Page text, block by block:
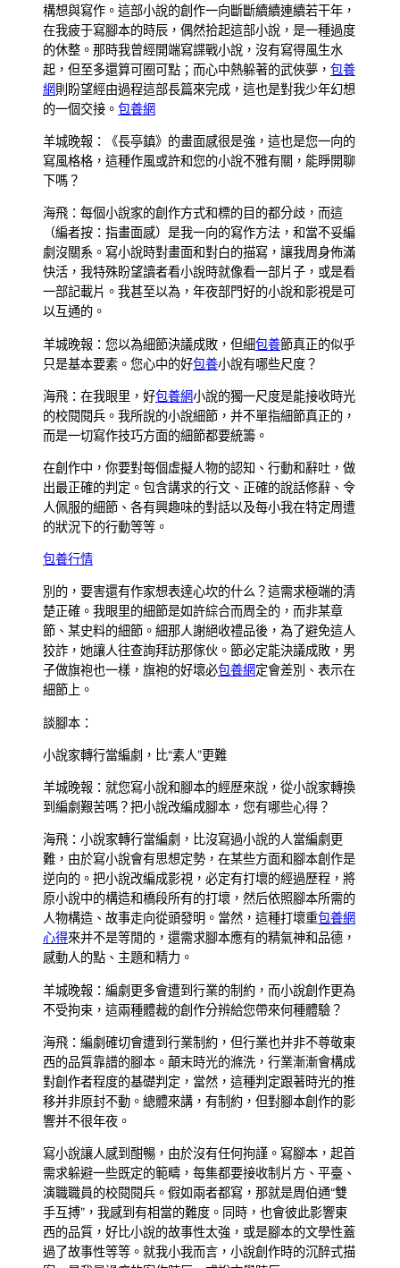
構想與寫作。這部小說的創作一向斷斷續續連續若干年，
在我疲于寫腳本的時辰，偶然拾起這部小說，是一種過度
的休整。那時我曾經開端寫諜戰小說，沒有寫得風生水
起，但至多還算可圈可點；而心中熱躲著的武俠夢， 包養
網則盼望經由過程這部長篇來完成，這也是對我少年幻想
的一個交接。 包養網
羊城晚報：《長亭鎮》的畫面感很是強，這也是您一向的
寫風格格，這種作風或許和您的小說不雅有關，能睜開聊
下嗎？
海飛：每個小說家的創作方式和標的目的都分歧，而這
（編者按：指畫面感）是我一向的寫作方法，和當不妥編
劇沒關系。寫小說時對畫面和對白的描寫，讓我周身佈滿
快活，我特殊盼望讀者看小說時就像看一部片子，或是看
一部記載片。我甚至以為，年夜部門好的小說和影視是可
以互通的。
羊城晚報：您以為細節決議成敗，但細包養節真正的似乎
只是基本要素。您心中的好包養小說有哪些尺度？
海飛：在我眼里，好包養網小說的獨一尺度是能接收時光
的校閱閱兵。我所說的小說細節，并不單指細節真正的，
而是一切寫作技巧方面的細節都要統籌。
在創作中，你要對每個虛擬人物的認知、行動和辭吐，做
出最正確的判定。包含講求的行文、正確的說話修辭、令
人佩服的細節、各有興趣味的對話以及每小我在特定周遭
的狀況下的行動等等。
包養行情
別的，要害還有作家想表達心坎的什么？這需求極端的清
楚正確。我眼里的細節是如許綜合而周全的，而非某章
節、某史料的細節。細那人謝絕收禮品後，為了避免這人
狡詐，她讓人往查詢拜訪那傢伙。節必定能決議成敗，男
子做旗袍也一樣，旗袍的好壞必包養網定會差別、表示在
細節上。
談腳本：
小說家轉行當編劇，比“素人”更難
羊城晚報：就您寫小說和腳本的經歷來說，從小說家轉換
到編劇艱苦嗎？把小說改編成腳本，您有哪些心得？
海飛：小說家轉行當編劇，比沒寫過小說的人當編劇更
難，由於寫小說會有思想定勢，在某些方面和腳本創作是
逆向的。把小說改編成影視，必定有打壞的經過歷程，將
原小說中的構造和橋段所有的打壞，然后依照腳本所需的
人物構造、故事走向從頭發明。當然，這種打壞重包養網
心得來并不是等閒的，還需求腳本應有的精氣神和品德，
感動人的點、主題和精力。
羊城晚報：編劇更多會遭到行業的制約，而小說創作更為
不受拘束，這兩種體裁的創作分辨給您帶來何種體驗？
海飛：編劇確切會遭到行業制約，但行業也并非不尊敬東
西的品質靠譜的腳本。顛末時光的滌洗，行業漸漸會構成
對創作者程度的基礎判定，當然，這種判定跟著時光的推
移并非原封不動。總體來講，有制約，但對腳本創作的影
響并不很年夜。
寫小說讓人感到酣暢，由於沒有任何拘謹。寫腳本，起首
需求躲避一些既定的範疇，每集都要接收制片方、平臺、
演職職員的校閱閱兵。假如兩者都寫，那就是周伯通“雙
手互搏”，我感到有相當的難度。同時，也會彼此影響東
西的品質，好比小說的故事性太強，或是腳本的文學性蓋
過了故事性等等。就我小我而言，小說創作時的沉醉式描